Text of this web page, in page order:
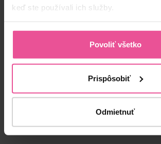
keď ste používali ich služby.
Povoliť všetko
Prispôsobiť
Odmietnuť
Z Českej republiky medzi svetovú
rokov
Spoločnosť LIPOELASTIC privítala leto
výročia spolu so všetkými svojimi tímami,
partnermi a významnými...